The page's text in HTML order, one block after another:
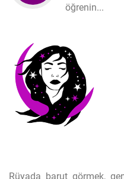
öğrenin...
Rüyada barut görmek,